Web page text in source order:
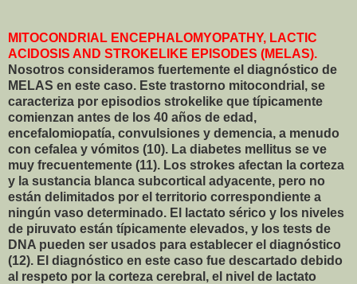
MITOCONDRIAL ENCEPHALOMYOPATHY, LACTIC
ACIDOSIS AND STROKELIKE EPISODES (MELAS).
Nosotros consideramos fuertemente el diagnóstico de
MELAS en este caso. Este trastorno mitocondrial, se
caracteriza por episodios strokelike que típicamente
comienzan antes de los 40 años de edad,
encefalomiopatía, convulsiones y demencia, a menudo
con cefalea y vómitos (10). La diabetes mellitus se ve
muy frecuentemente (11). Los strokes afectan la corteza
y la sustancia blanca subcortical adyacente, pero no
están delimitados por el territorio correspondiente a
ningún vaso determinado. El lactato sérico y los niveles
de piruvato están típicamente elevados, y los tests de
DNA pueden ser usados para establecer el diagnóstico
(12). El diagnóstico en este caso fue descartado debido
al respeto por la corteza cerebral, el nivel de lactato